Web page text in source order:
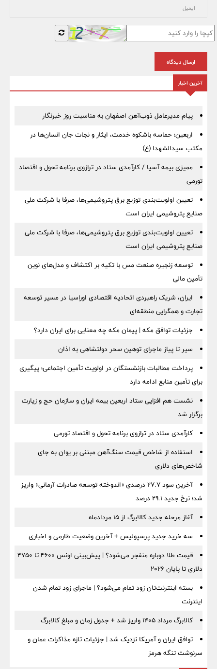
ارسال دیدگاه
آخرین اخبار
پیام مدیرعامل ذوب‌آهن اصفهان به مناسبت روز خبرنگار
اربعین؛ حماسه باشکوه خدمت، ایثار و نجات جان انسان‌ها در
مکتب سیدالشهدا (ع)
ممیزی بیمه آسیا / کارآمدی ستاد در ترازوی برنامه تحول و اقتصاد
تورمی
تعیین اولویت‌بندی توزیع برق پتروشیمی‌ها، صرفا با شرکت ملی
صنایع پتروشیمی ایران است
تعیین اولویت‌بندی توزیع برق پتروشیمی‌ها، صرفا با شرکت ملی
صنایع پتروشیمی ایران است
توسعه زنجیره صنعت مس با تکیه بر اکتشاف و مدل‌های نوین
تأمین مالی
ایران، شریک راهبردی اتحادیه اقتصادی اوراسیا در مسیر توسعه
تجارت و همگرایی منطقه‌ای
جزئیات توافق مکه | پیمان مکه چه معنایی برای ایران دارد؟
سیر تا پیاز ماجرای توهین سحر دولتشاهی به اذان
پرداخت مطالبات بازنشستگان در اولویت تأمین اجتماعی؛ پیگیری
برای تأمین منابع ادامه دارد
نشست هم افزایی ستاد اربعین بیمه ایران و سازمان حج و زیارت
برگزار شد
کارآمدی ستاد در ترازوی برنامه تحول و اقتصاد تورمی
استفاده از شاخص قیمت سنگ‌آهن مبتنی بر یوان به جای
شاخص‌های دلاری
آخرین سود ۲۷.۷ درصدی «اندوخته توسعه صادرات آرمانی» واریز
شد؛ نرخ جدید ۲۹.۱ درصد
آغاز مرحله جدید کالابرگ از ۱۵ مردادماه
سه خرید جدید پرسپولیس + آخرین وضعیت طارمی و اخباری
قیمت طلا دوباره منفجر می‌شود؟ | پیش‌بینی اونس ۴۶۰۰ تا ۴۷۵۰
دلاری تا پایان ۲۰۲۶
بسته اینترنت‌تان زود تمام می‌شود؟ | ماجرای زود تمام شدن
اینترنت
کالابرگ مرداد ۱۴۰۵ واریز شد + جدول زمان و مبلغ کالابرگ
توافق ایران و آمریکا نزدیک شد | جزئیات تازه مذاکرات عمان و
سرنوشت تنگه هرمز